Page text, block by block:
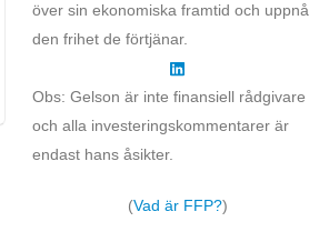
över sin ekonomiska framtid och uppnå
den frihet de förtjänar.
Obs: Gelson är inte finansiell rådgivare
och alla investeringskommentarer är
endast hans åsikter.
(Vad är FFP?)